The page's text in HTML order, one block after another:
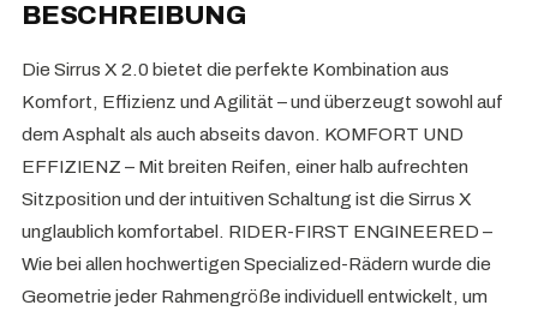
BESCHREIBUNG
Die Sirrus X 2.0 bietet die perfekte Kombination aus
Komfort, Effizienz und Agilität – und überzeugt sowohl auf
dem Asphalt als auch abseits davon. KOMFORT UND
EFFIZIENZ – Mit breiten Reifen, einer halb aufrechten
Sitzposition und der intuitiven Schaltung ist die Sirrus X
unglaublich komfortabel. RIDER-FIRST ENGINEERED –
Wie bei allen hochwertigen Specialized-Rädern wurde die
Geometrie jeder Rahmengröße individuell entwickelt, um